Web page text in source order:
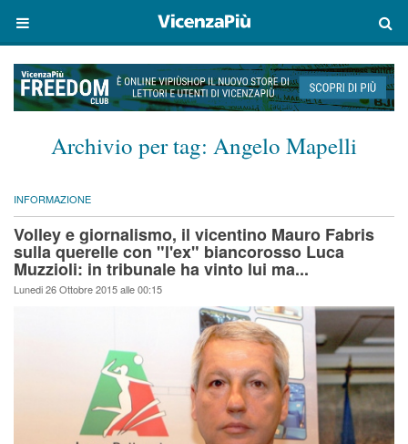
Archivio per tag: Angelo Mapelli
INFORMAZIONE
Volley e giornalismo, il vicentino Mauro Fabris
sulla querelle con "l'ex" biancorosso Luca
Muzzioli: in tribunale ha vinto lui ma...
Lunedi 26 Ottobre 2015 alle 00:15